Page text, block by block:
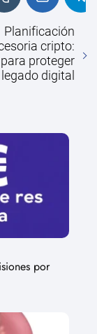
Planificación
cripto:
proteger
digital
por